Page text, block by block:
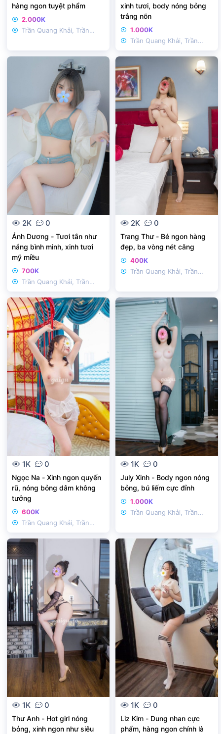
hàng ngon tuyệt phẩm
2.000K
Trần Quang Khải, Trần
xinh tươi, body nóng bỏng
trắng nõn
1.000K
Trần Quang Khải, Trần
2K 0
Ánh Dương - Tươi tắn như
nắng bình minh, xinh tươi
mỹ miều
700K
Trần Quang Khải, Trần
2K 0
Trang Thư - Bé ngon hàng
đẹp, ba vòng nét căng
400K
Trần Quang Khải, Trần
1K 0
Ngọc Na - Xinh ngon quyến
rũ, nóng bỏng dâm không
tưởng
600K
Trần Quang Khải, Trần
1K 0
July Xinh - Body ngon nóng
bỏng, bú liếm cực đỉnh
1.000K
Trần Quang Khải, Trần
1K 0
Thư Anh - Hot girl nóng
bỏng, xinh ngon như siêu
1K 0
Liz Kim - Dung nhan cực
phẩm, hàng ngon chính là